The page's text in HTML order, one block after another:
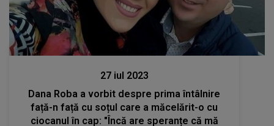
Stiri mondene
27 iul 2023
Dana Roba a vorbit despre prima întâlnire
față-n față cu soțul care a măcelărit-o cu
ciocanul în cap: "Încă are speranțe că mă